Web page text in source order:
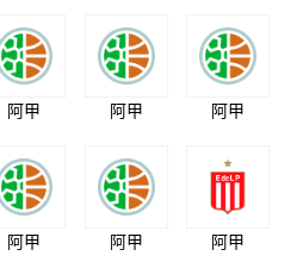
阿甲 阿甲 阿甲
阿甲 阿甲 阿甲